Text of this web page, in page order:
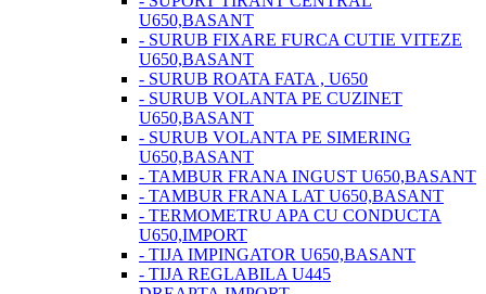
U650,BASANT
- SURUB FIXARE FURCA CUTIE VITEZE
U650,BASANT
- SURUB ROATA FATA , U650
- SURUB VOLANTA PE CUZINET
U650,BASANT
- SURUB VOLANTA PE SIMERING
U650,BASANT
- TAMBUR FRANA INGUST U650,BASANT
- TAMBUR FRANA LAT U650,BASANT
- TERMOMETRU APA CU CONDUCTA
U650,IMPORT
- TIJA IMPINGATOR U650,BASANT
- TIJA REGLABILA U445